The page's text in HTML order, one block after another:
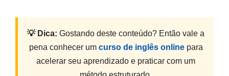
💡 Dica: Gostando deste conteúdo? Então vale a
pena conhecer um curso de inglês onlinepara
acelerar seu aprendizado e praticar com um